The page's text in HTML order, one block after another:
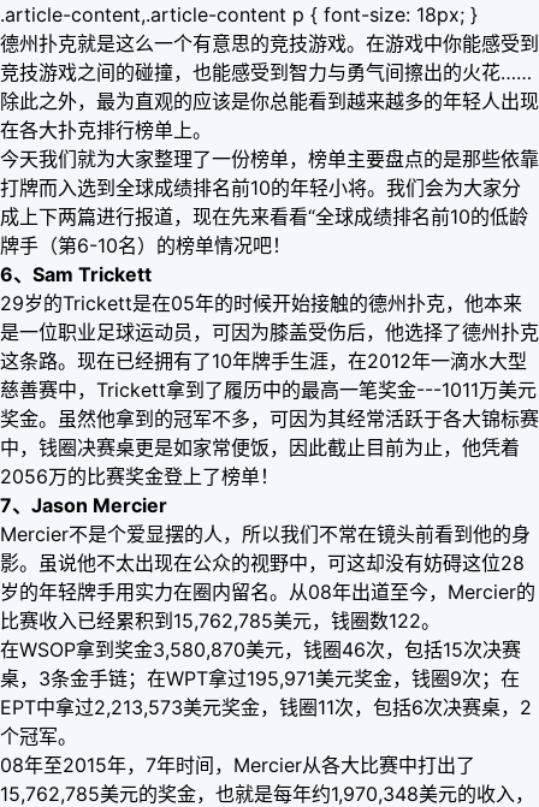
.article-content,.article-content p { font-size: 18px; }
德州扑克就是这么一个有意思的竞技游戏。在游戏中你能感受到
竞技游戏之间的碰撞，也能感受到智力与勇气间擦出的火花……
除此之外，最为直观的应该是你总能看到越来越多的年轻人出现
在各大扑克排行榜单上。
今天我们就为大家整理了一份榜单，榜单主要盘点的是那些依靠
打牌而入选到全球成绩排名前10的年轻小将。我们会为大家分
成上下两篇进行报道，现在先来看看“全球成绩排名前10的低龄
牌手（第6-10名）的榜单情况吧！
6、Sam Trickett
29岁的Trickett是在05年的时候开始接触的德州扑克，他本来
是一位职业足球运动员，可因为膝盖受伤后，他选择了德州扑克
这条路。现在已经拥有了10年牌手生涯，在2012年一滴水大型
慈善赛中，Trickett拿到了履历中的最高一笔奖金---1011万美元
奖金。虽然他拿到的冠军不多，可因为其经常活跃于各大锦标赛
中，钱圈决赛桌更是如家常便饭，因此截止目前为止，他凭着
2056万的比赛奖金登上了榜单！
7、Jason Mercier
Mercier不是个爱显摆的人，所以我们不常在镜头前看到他的身
影。虽说他不太出现在公众的视野中，可这却没有妨碍这位28
岁的年轻牌手用实力在圈内留名。从08年出道至今，Mercier的
比赛收入已经累积到15,762,785美元，钱圈数122。
在WSOP拿到奖金3,580,870美元，钱圈46次，包括15次决赛
桌，3条金手链；在WPT拿过195,971美元奖金，钱圈9次；在
EPT中拿过2,213,573美元奖金，钱圈11次，包括6次决赛桌，2
个冠军。
08年至2015年，7年时间，Mercier从各大比赛中打出了
15,762,785美元的奖金，也就是每年约1,970,348美元的收入，